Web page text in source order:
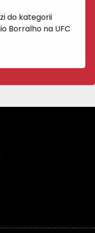
do kategorii
Borralho na UFC